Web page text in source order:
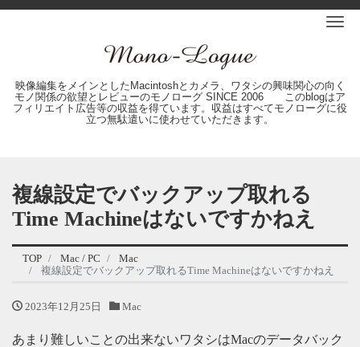
映像編集をメインとしたMacintoshとカメラ、ワタシの興味関心の向く
モノ関係の欲望とレビューのモノローグ SINCE 2006 このblogはア
フィリエイト広告等の収益を得ています。収益はすべてモノローグに役
立つ無駄遣いに使わせていただきます。
複線設定でバックアップ取れる
Time Machineはないですかねえ
TOP Mac / PC
Mac
複線設定でバックアップ取れるTime Machineはないですかねえ
2023年12月25日 Mac
あまり難しいことの出来ないワタシはMacのデータバック